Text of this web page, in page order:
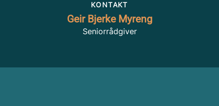
KONTAKT
Geir Bjerke Myreng
Seniorrådgiver